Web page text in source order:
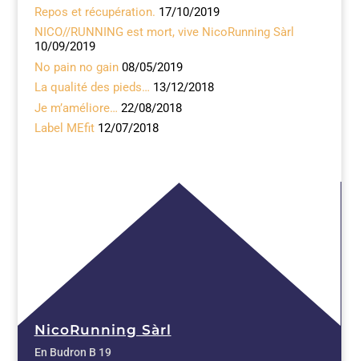
Repos et récupération. 17/10/2019
NICO//RUNNING est mort, vive NicoRunning Sàrl
10/09/2019
No pain no gain 08/05/2019
La qualité des pieds… 13/12/2018
Je m’améliore… 22/08/2018
Label MEfit 12/07/2018
NicoRunning Sàrl
En Budron B 19